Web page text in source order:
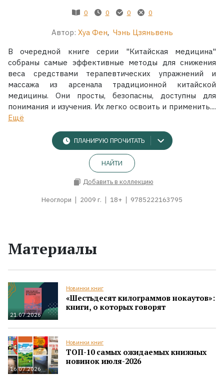
0 0 0 0
Автор: Хуа Фен, Чэнь Цзяньвень
В очередной книге серии "Китайская медицина"
собраны самые эффективные методы для снижения
веса средствами терапевтических упражнений и
массажа из арсенала традиционной китайской
медицины. Они просты, безопасны, доступны для
понимания и изучения. Их легко освоить и применить....
Ещё
ПЛАНИРУЮ ПРОЧИТАТЬ
НАЙТИ
Добавить в коллекцию
Неоглори 2009 г. 18+ 9785222163795
Материалы
21.07.2026
Новинки книг
«Шестьдесят килограммов нокаутов»:
книги, о которых говорят
16.07.2026
Новинки книг
ТОП-10 самых ожидаемых книжных
новинок июля-2026